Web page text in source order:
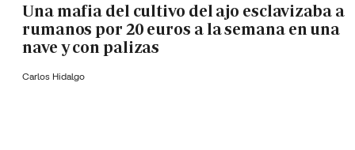
Una mafia del cultivo del ajo esclavizaba a
rumanos por 20 euros a la semana en una
nave y con palizas
Carlos Hidalgo